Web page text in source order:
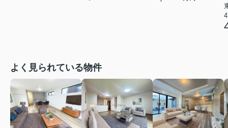
よく見られている物件